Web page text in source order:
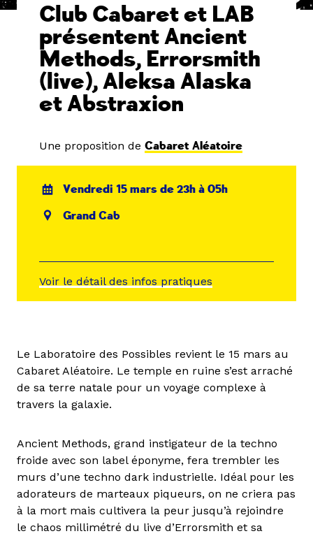
Club Cabaret et LAB
présentent Ancient
Methods, Errorsmith
(live), Aleksa Alaska
et Abstraxion
Une proposition de Cabaret Aléatoire
Vendredi 15 mars de 23h à 05h
Grand Cab
Voir le détail des infos pratiques
Le Laboratoire des Possibles revient le 15 mars au
Cabaret Aléatoire. Le temple en ruine s’est arraché
de sa terre natale pour un voyage complexe à
travers la galaxie.
Ancient Methods, grand instigateur de la techno
froide avec son label éponyme, fera trembler les
murs d’une techno dark industrielle. Idéal pour les
adorateurs de marteaux piqueurs, on ne criera pas
à la mort mais cultivera la peur jusqu’à rejoindre
le chaos millimétré du live d’Errorsmith et sa